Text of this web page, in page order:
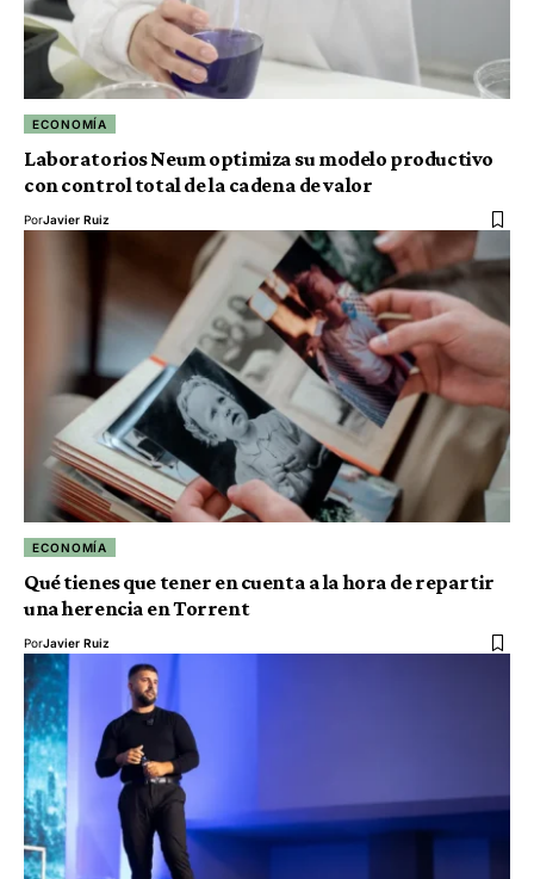
ECONOMÍA
Laboratorios Neum optimiza su modelo productivo
con control total de la cadena de valor
PorJavier Ruiz
ECONOMÍA
Qué tienes que tener en cuenta a la hora de repartir
una herencia en Torrent
PorJavier Ruiz